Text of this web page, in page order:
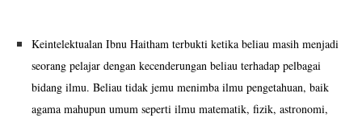
Keintelektualan Ibnu Haitham terbukti ketika beliau masih menjadi
seorang pelajar dengan kecenderungan beliau terhadap pelbagai
bidang ilmu. Beliau tidak jemu menimba ilmu pengetahuan, baik
agama mahupun umum seperti ilmu matematik, fizik, astronomi,